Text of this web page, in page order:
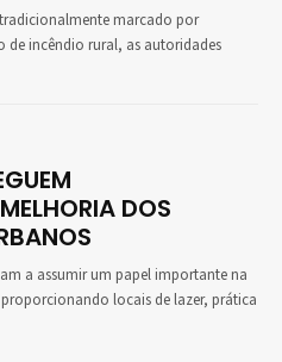
marcado por
de incêndio rural, as autoridades
DOS
a assumir um papel importante na
locais de lazer, prática